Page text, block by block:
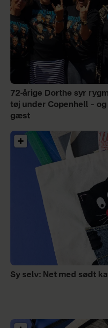
72-årige Dorthe syr
tøj under Copenhell –
gæst
Sy selv: Net med sødt